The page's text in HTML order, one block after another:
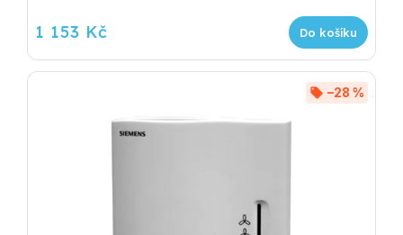
1 153 Kč Do košíku
–28 %